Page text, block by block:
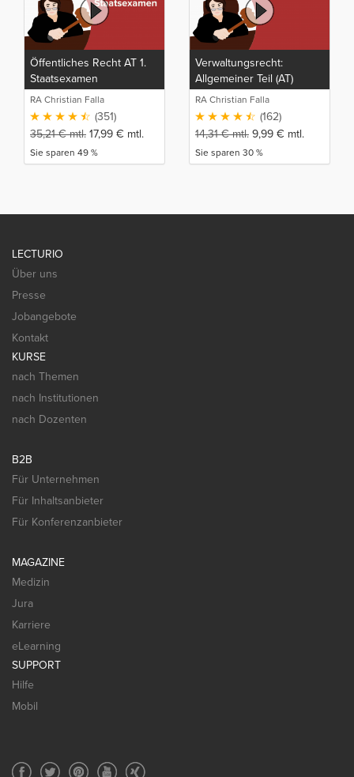
Öffentliches Recht AT 1.
Staatsexamen
RA Christian Falla
(351)
35,21€mtl. 17,99 € mtl.
Sie sparen 49 %
Verwaltungsrecht:
Allgemeiner Teil (AT)
RA Christian Falla
(162)
14,31€mtl. 9,99 € mtl.
Sie sparen 30 %
LECTURIO
Über uns
Presse
Jobangebote
Kontakt
KURSE
nach Themen
nach Institutionen
nach Dozenten
B2B
Für Unternehmen
Für Inhaltsanbieter
Für Konferenzanbieter
MAGAZINE
Medizin
Jura
Karriere
eLearning
SUPPORT
Hilfe
Mobil